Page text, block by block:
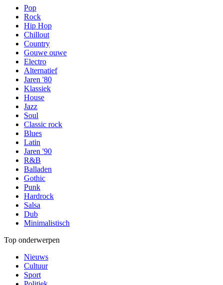
Pop
Rock
Hip Hop
Chillout
Country
Gouwe ouwe
Electro
Alternatief
Jaren '80
Klassiek
House
Jazz
Soul
Classic rock
Blues
Latin
Jaren '90
R&B
Balladen
Gothic
Punk
Hardrock
Salsa
Dub
Minimalistisch
Top onderwerpen
Nieuws
Cultuur
Sport